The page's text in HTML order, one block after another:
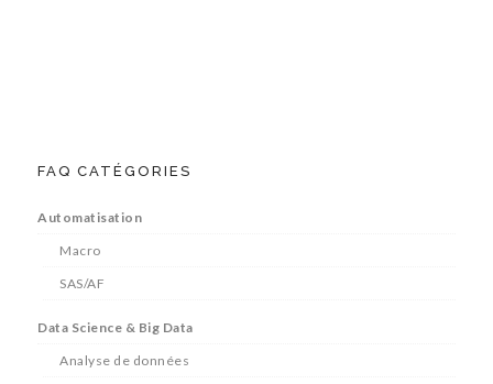
FAQ CATÉGORIES
Automatisation
Macro
SAS/AF
Data Science & Big Data
Analyse de données